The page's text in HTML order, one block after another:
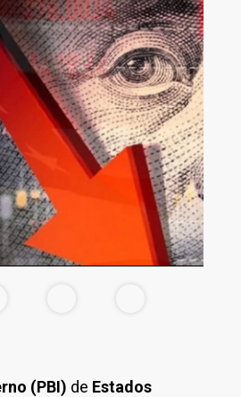
(PBI) de Estados